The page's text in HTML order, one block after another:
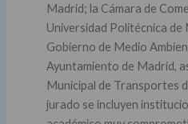
Madrid; la Cámara de
Universidad Politécnica de
Gobierno de Medio
Ayuntamiento de Madrid,
Municipal de Transportes
jurado se incluyen